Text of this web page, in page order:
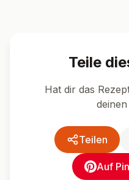
Teile
Hat dir das
Teilen
Auf